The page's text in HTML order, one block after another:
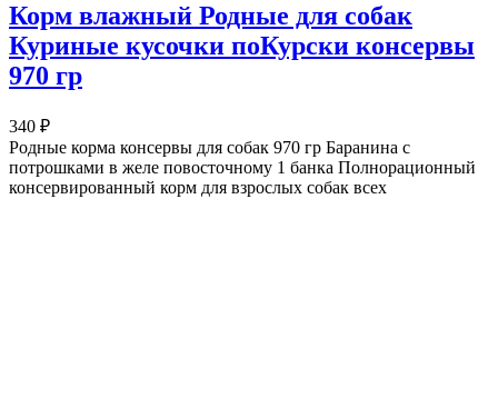
Корм влажный Родные для собак
Куриные кусочки поКурски консервы
970 гр
340 ₽
Родные корма консервы для собак 970 гр Баранина с
потрошками в желе повосточному 1 банка Полнорационный
консервированный корм для взрослых собак всех